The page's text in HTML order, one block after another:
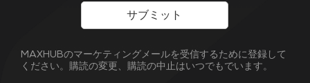
サブミット
MAXHUBのマーケティングメールを受信するために登録して
ください。購読の変更、購読の中止はいつでもでいます。